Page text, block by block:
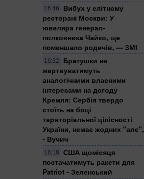
16:46
Вибух у елітному
ресторані Москви: У
ювеляра генерал-
полковника Чайко, ще
поменшало родичів, — ЗМІ
16:32
Братушки не
жертвуватимуть
аналогічними власними
інтересами на догоду
Кремля: Сербія твердо
стоїть на боці
територіальної цілісності
України, немає жодних "але",
- Вучич
16:18
США щомісяця
постачатимуть ракети для
Patriot - Зеленський